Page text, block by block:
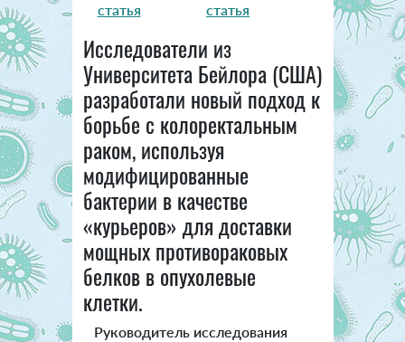
статья
статья
Исследователи из
Университета Бейлора (США)
разработали новый подход к
борьбе с колоректальным
раком, используя
модифицированные
бактерии в качестве
«курьеров» для доставки
мощных противораковых
белков в опухолевые
клетки.
Руководитель исследования